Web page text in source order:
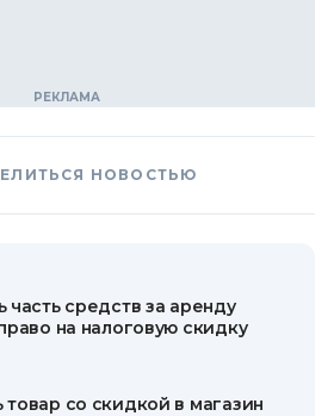
НОВОСТЬЮ
часть средств за аренду
на налоговую скидку
со скидкой в ​​магазин